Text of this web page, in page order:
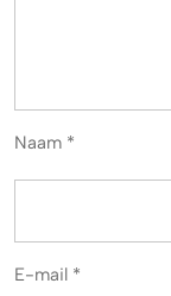
Naam *
E-mail *